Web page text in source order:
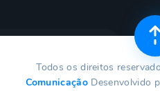
Todos os direitos
Comunicação Desenvolvido